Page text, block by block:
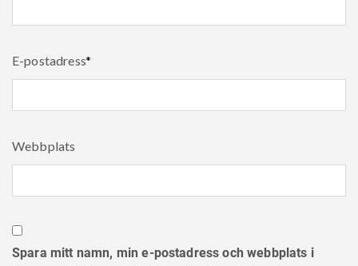
E-postadress*
Webbplats
Spara mitt namn, min e-postadress och webbplats i